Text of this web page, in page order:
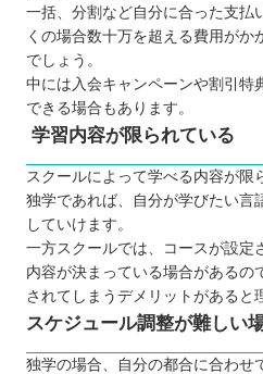
一括、分割など自分に合った支払
くの場合数十万を超える費用がか
でしょう。
中には入会キャンペーンや割引特
できる場合もあります。
学習内容が限られている
スクールによって学べる内容が限
独学であれば、自分が学びたい言
していけます。
一方スクールでは、コースが設定
内容が決まっている場合があるの
されてしまうデメリットがあると
スケジュール調整が難しい
独学の場合、自分の都合に合わせ